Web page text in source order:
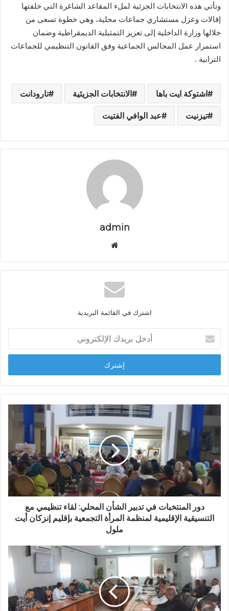
وتأتي هذه الانتخابات الجزئية لملء المقاعد الشاغرة التي خلفتها
إقالات وعزل مستشاري جماعات محلية، وهي خطوة تسعى من
خلالها وزارة الداخلية إلى تعزيز التمثيلية الديمقراطية وضمان
استمرار عمل المجالس الجماعية وفق القانون التنظيمي للجماعات
الترابية .
اشتوكة ايت باها الانتخابات الجزيئية تارودانت
تيزنيت عبد الوافي الفتيت
admin
ق
ع
ا
ي
ب
اشترك في القائمة البريدية
خ
ب
ر
إ
ل
ر
دور المنتخبات في تدبير الشأن المحلي: لقاء تنظيمي مع
التنسيقية الإقليمية لمنظمة المرأة التجمعية بإقليم إنزكان أيت
ملول